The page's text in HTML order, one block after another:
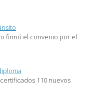
firmó el convenio por el
110 nuevos